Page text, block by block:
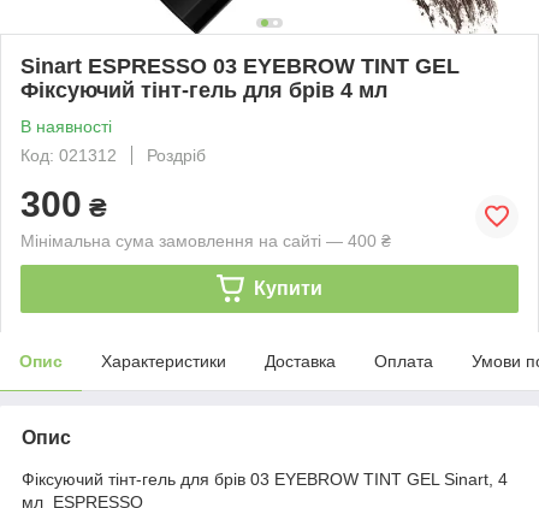
Sinart ESPRESSO 03 EYEBROW TINT GEL
Фіксуючий тінт-гель для брів 4 мл
В наявності
Код: 021312
Роздріб
300 ₴
Мінімальна сума замовлення на сайті — 400 ₴
Купити
Опис Характеристики Доставка Оплата Умови
Опис
Фіксуючий тінт-гель для брів 03 EYEBROW TINT GEL Sinart, 4
мл ESPRESSO